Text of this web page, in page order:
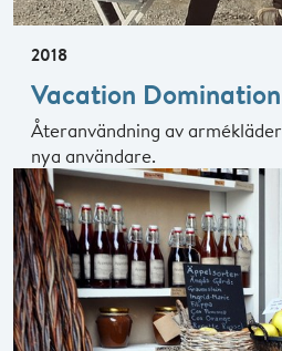
2018
Vacation Domination
Återanvändning av
nya användare.